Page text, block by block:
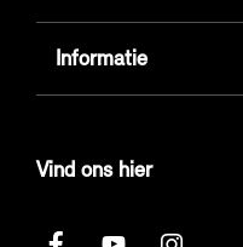
Informatie
Vind ons hier